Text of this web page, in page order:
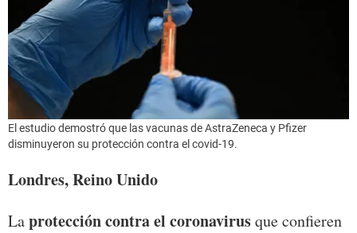
El estudio demostró que las vacunas de AstraZeneca y Pfizer
disminuyeron su protección contra el covid-19.
Londres, Reino Unido
Laprotección contra el coronavirusque confieren